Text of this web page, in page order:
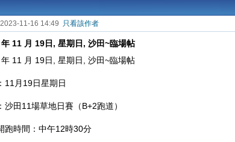
11-16 14:49 只看該作者
11 月 19日, 星期日, 沙田~臨場帖
11 月 19日, 星期日, 沙田~臨場帖
11月19日星期日
沙田11場草地日賽（B+2跑道）
跑時間：中午12時30分